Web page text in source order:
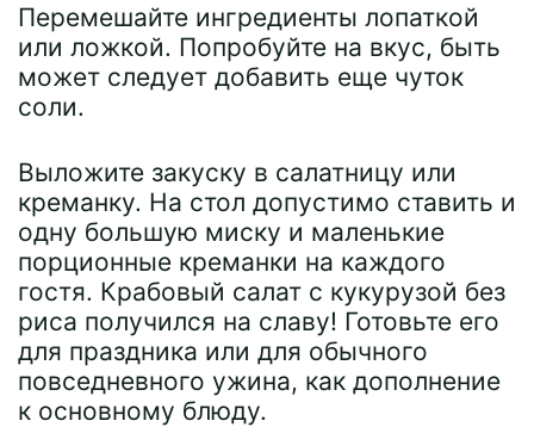
Перемешайте ингредиенты лопаткой
или ложкой. Попробуйте на вкус, быть
может следует добавить еще чуток
соли.
Выложите закуску в салатницу или
креманку. На стол допустимо ставить и
одну большую миску и маленькие
порционные креманки на каждого
гостя. Крабовый салат с кукурузой без
риса получился на славу! Готовьте его
для праздника или для обычного
повседневного ужина, как дополнение
к основному блюду.